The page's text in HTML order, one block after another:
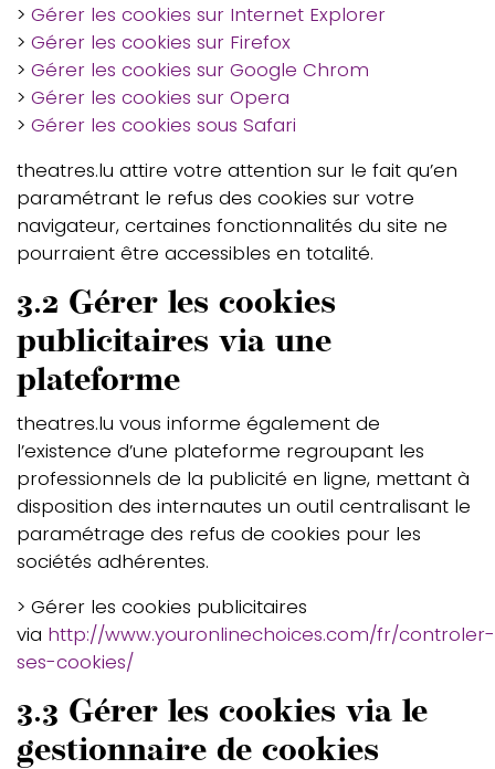
> Gérer les cookies sur Internet Explorer
> Gérer les cookies sur Firefox
> Gérer les cookies sur Google Chrom
> Gérer les cookies sur Opera
> Gérer les cookies sous Safari
theatres.lu attire votre attention sur le fait qu’en
paramétrant le refus des cookies sur votre
navigateur, certaines fonctionnalités du site ne
pourraient être accessibles en totalité.
3.2 Gérer les cookies
publicitaires via une
plateforme
theatres.lu vous informe également de
l’existence d’une plateforme regroupant les
professionnels de la publicité en ligne, mettant à
disposition des internautes un outil centralisant le
paramétrage des refus de cookies pour les
sociétés adhérentes.
> Gérer les cookies publicitaires
via http://www.youronlinechoices.com/fr/controler-
ses-cookies/
3.3 Gérer les cookies via le
gestionnaire de cookies